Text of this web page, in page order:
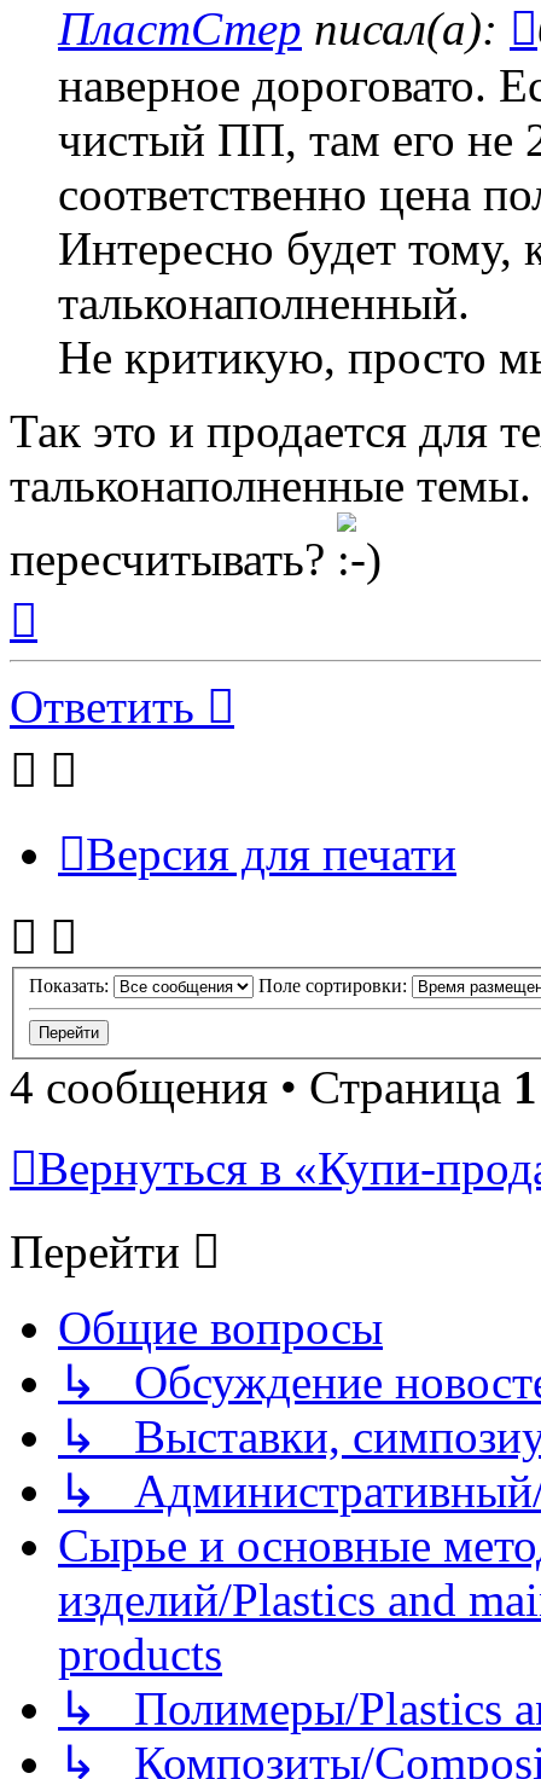
ПластСтер писал(а):
наверное дороговато.
чистый ПП, там его не
соответственно цена
Интересно будет тому,
тальконаполненный.
Не критикую, просто
Так это и продается для
тальконаполненные
пересчитывать?
началу
Ответить
Версия для печати
Показать: Поле сортировки:
4 сообщения • Страница 1
Вернуться в «Купи-
Перейти
Общие вопросы
↳ Обсуждение
↳ Выставки,
↳
Сырье и основные
изделий/Plastics and
products
↳ Полимеры/Plastics
↳ Композиты/